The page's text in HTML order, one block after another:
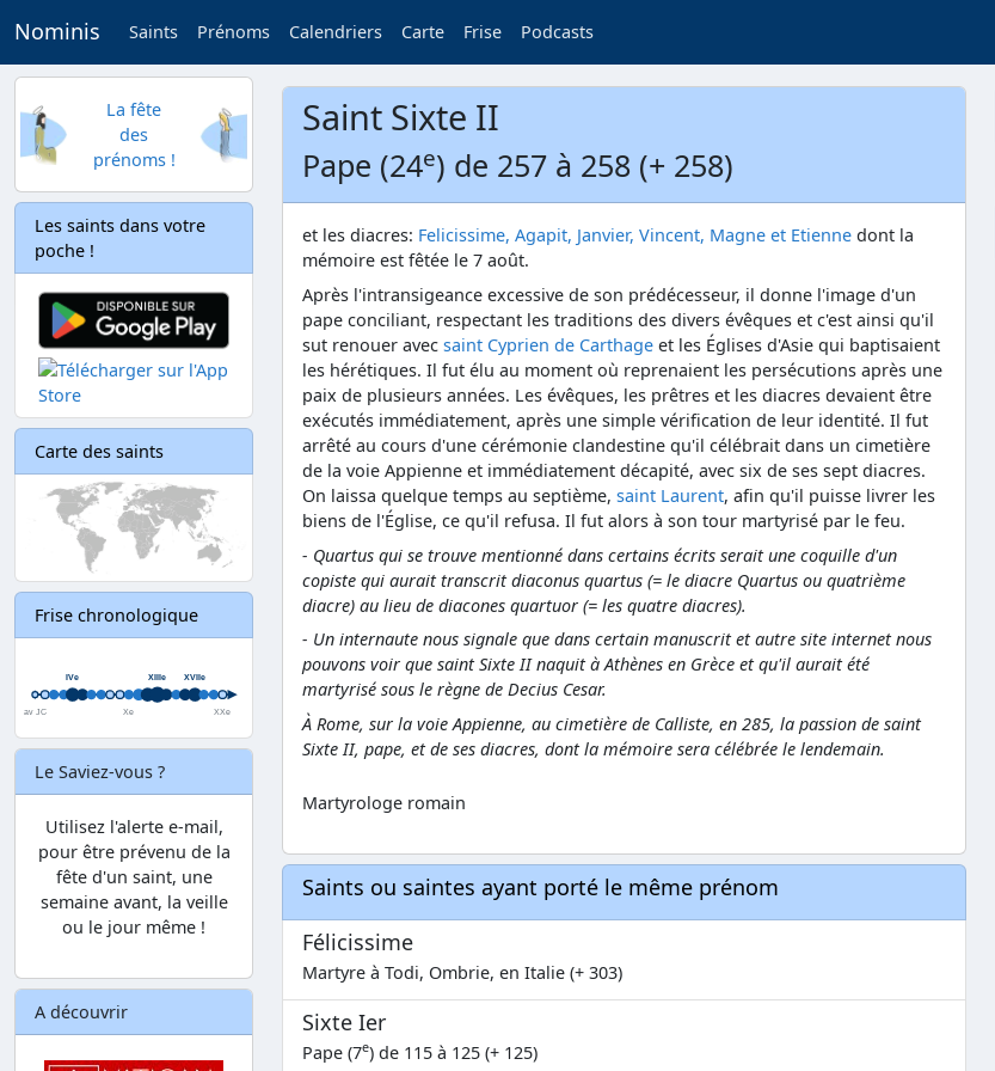
Nominis Saints Prénoms Calendriers Carte Frise Podcasts
La fête
des
prénoms !
Les saints dans votre
poche !
Carte des saints
Frise chronologique
Le Saviez-vous ?
Utilisez l'alerte e-mail,
pour être prévenu de la
fête d'un saint, une
semaine avant, la veille
ou le jour même !
A découvrir
Saint Sixte II
Pape (24e) de 257 à 258 (+ 258)
et les diacres: Felicissime, Agapit, Janvier, Vincent, Magne et Etienne dont la
mémoire est fêtée le 7 août.
Après l'intransigeance excessive de son prédécesseur, il donne l'image d'un
pape conciliant, respectant les traditions des divers évêques et c'est ainsi qu'il
sut renouer avec saint Cyprien de Carthage et les Églises d'Asie qui baptisaient
les hérétiques. Il fut élu au moment où reprenaient les persécutions après une
paix de plusieurs années. Les évêques, les prêtres et les diacres devaient être
exécutés immédiatement, après une simple vérification de leur identité. Il fut
arrêté au cours d'une cérémonie clandestine qu'il célébrait dans un cimetière
de la voie Appienne et immédiatement décapité, avec six de ses sept diacres.
On laissa quelque temps au septième, saint Laurent, afin qu'il puisse livrer les
biens de l'Église, ce qu'il refusa. Il fut alors à son tour martyrisé par le feu.
- Quartus qui se trouve mentionné dans certains écrits serait une coquille d'un
copiste qui aurait transcrit diaconus quartus (= le diacre Quartus ou quatrième
diacre) au lieu de diacones quartuor (= les quatre diacres).
- Un internaute nous signale que dans certain manuscrit et autre site internet nous
pouvons voir que saint Sixte II naquit à Athènes en Grèce et qu'il aurait été
martyrisé sous le règne de Decius Cesar.
À Rome, sur la voie Appienne, au cimetière de Calliste, en 285, la passion de saint
Sixte II, pape, et de ses diacres, dont la mémoire sera célébrée le lendemain.
Martyrologe romain
Saints ou saintes ayant porté le même prénom
Félicissime
Martyre à Todi, Ombrie, en Italie (+ 303)
Sixte Ier
Pape (7e) de 115 à 125 (+ 125)